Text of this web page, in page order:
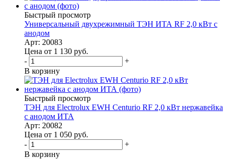
Быстрый просмотр
Универсальный двухрежимный ТЭН ИТА RF 2,0 кВт с
анодом
Арт: 20083
Цена от 1 130 руб.
-
+
В корзину
Быстрый просмотр
ТЭН для Electrolux EWH Centurio RF 2,0 кВт нержавейка
с анодом ИТА
Арт: 20082
Цена от 1 050 руб.
-
+
В корзину